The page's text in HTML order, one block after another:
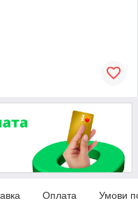
Оплата Умови